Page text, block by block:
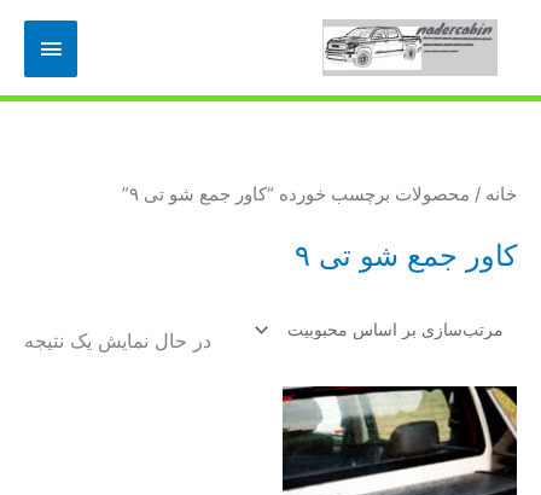
اصلی
خانه / محصولات برچسب خورده “کاور جمع شو تی ۹”
کاور جمع شو تی ۹
در حال نمایش یک نتیجه